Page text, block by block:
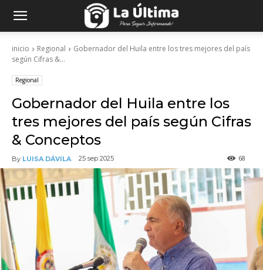
inicio Regional
Gobernador del Huila entre los tres mejores del país
según Cifras &...
Regional
Gobernador del Huila entre los
tres mejores del país según Cifras
& Conceptos
By LUISA DÁVILA 25 sep 2025 68